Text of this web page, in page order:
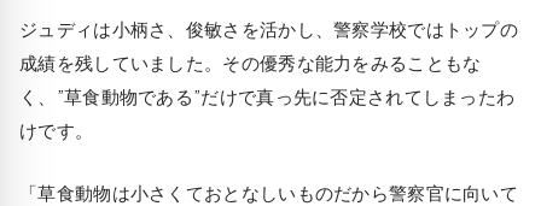
ジュディは小柄さ、俊敏さを活かし、警察学校ではトップの
成績を残していました。その優秀な能力をみることもな
く、”草食動物である”だけで真っ先に否定されてしまったわ
けです。
「草食動物は小さくておとなしいものだから警察官に向いて